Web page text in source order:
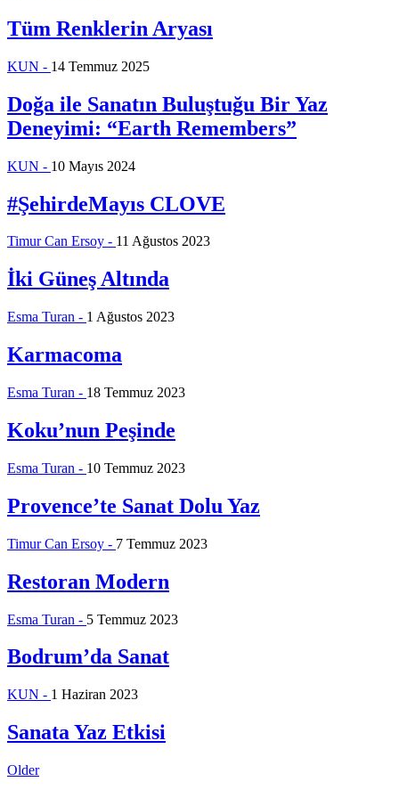
Tüm Renklerin Aryası
KUN - 14 Temmuz 2025
Doğa ile Sanatın Buluştuğu Bir Yaz
Deneyimi: “Earth Remembers”
KUN - 10 Mayıs 2024
#ŞehirdeMayıs CLOVE
Timur Can Ersoy - 11 Ağustos 2023
İki Güneş Altında
Esma Turan - 1 Ağustos 2023
Karmacoma
Esma Turan - 18 Temmuz 2023
Koku’nun Peşinde
Esma Turan - 10 Temmuz 2023
Provence’te Sanat Dolu Yaz
Timur Can Ersoy - 7 Temmuz 2023
Restoran Modern
Esma Turan - 5 Temmuz 2023
Bodrum’da Sanat
KUN - 1 Haziran 2023
Sanata Yaz Etkisi
Posts
Older